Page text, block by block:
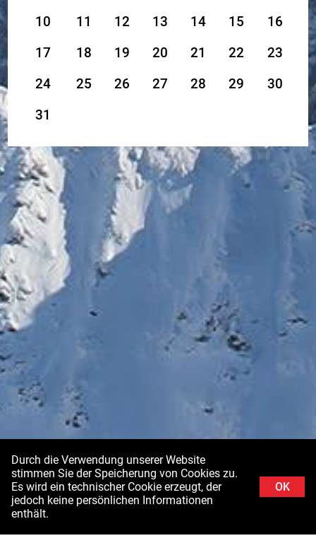
Durch die Verwendung unserer Website
stimmen Sie der Speicherung von Cookies zu.
Es wird ein technischer Cookie erzeugt, der
jedoch keine persönlichen Informationen
enthält.
OK
10
11 12 13 14 15
16
17
18 19 20 21 22
23
24
25 26 27 28 29
30
31